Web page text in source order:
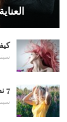
سبتمبر
7 نصائح لتلوين شعرك بالمنزل
سبتمبر